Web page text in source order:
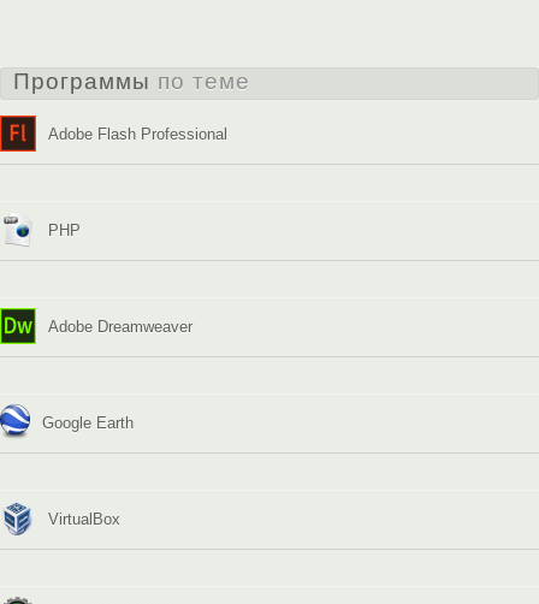
Программы по теме
Adobe Flash Professional
PHP
Adobe Dreamweaver
Google Earth
VirtualBox